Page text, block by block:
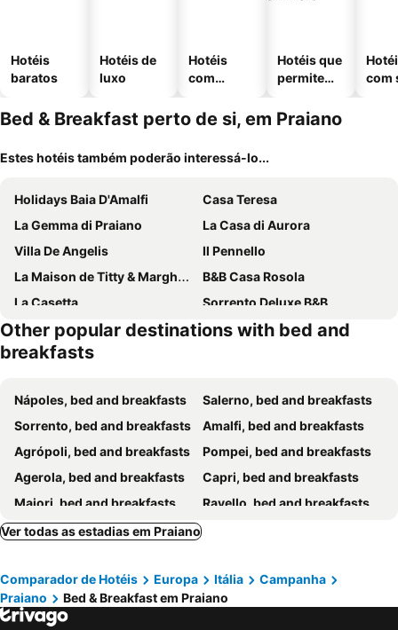
Hotéis
baratos
Hotéis de
luxo
Hotéis
com
Hotéis que
permitem
com
Bed & Breakfast perto de si, em Praiano
Estes hotéis também poderão interessá-lo...
Holidays Baia D'Amalfi
Casa Teresa
La Gemma di Praiano
La Casa di Aurora
Villa De Angelis
Il Pennello
La Maison de Titty & Margherita
B&B Casa Rosola
La Casetta
Sorrento Deluxe B&B
B&b Le Tre Isole Sorrento
Casa Barbara
A Casa Da Mami
Bed & Breakfast Il Sentiero
Residenza Al Pesce d'Oro
Domus Sole
Sorrento Pool&Suites
New Royal
Villa Maiki
Casarufolo Paradise
Palazzo Tritone & Abagnale
Vhome
La Cascina Camere
Il Canneto
Oasi Madre della Pace
Al Geranio B&B
Villa Fabiana
Gelsomino Rooms Ravello
Other popular destinations with bed and
breakfasts
Nápoles, bed and breakfasts
Salerno, bed and breakfasts
Sorrento, bed and breakfasts
Amalfi, bed and breakfasts
Agrópoli, bed and breakfasts
Pompei, bed and breakfasts
Agerola, bed and breakfasts
Capri, bed and breakfasts
Maiori, bed and breakfasts
Ravello, bed and breakfasts
Vietri Sul Mare, bed and breakfasts
Castellammare di Stabia, bed and breakfasts
Paestum, bed and breakfasts
Vico Equense, bed and breakfasts
Pozzuoli, bed and breakfasts
Ver todas as estadias em Praiano
Comparador de Hotéis Europa Itália
Campanha
Praiano
Bed & Breakfast em Praiano